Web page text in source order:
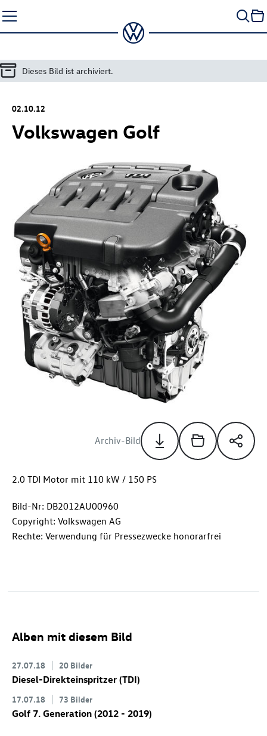
Seiteninhalt
springen
Dieses Bild ist archiviert.
02.10.12
Volkswagen Golf
Archiv-Bild
2.0 TDI Motor mit 110 kW / 150 PS
Bild-Nr: DB2012AU00960
Copyright: Volkswagen AG
Rechte: Verwendung für Pressezwecke honorarfrei
Alben mit diesem Bild
27.07.18 20 Bilder
Diesel-Direkteinspritzer (TDI)
17.07.18 73 Bilder
Golf 7. Generation (2012 - 2019)